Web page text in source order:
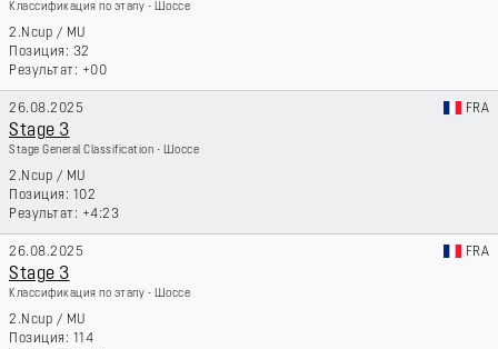
Классификация по этапу - Шоссе
2.Ncup / MU
32
+00
26.08.2025 FRA
Stage 3
Stage General Classification - Шоссе
2.Ncup / MU
102
+4:23
26.08.2025 FRA
Stage 3
Классификация по этапу - Шоссе
2.Ncup / MU
114